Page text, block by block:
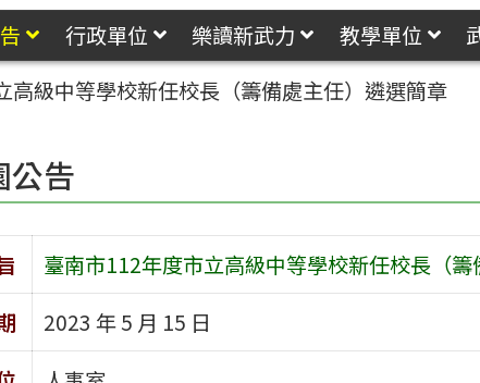
行政單位 樂讀新武力 教學單位
高級中等學校新任校長（籌備處主任）遴選簡章
公告
臺南市112年度市立高級中等學校新任校長（
2023 年 5 月 15 日